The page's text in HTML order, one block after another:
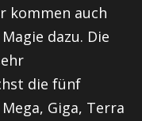
kommen auch
dazu. Die
die fünf
Giga, Terra